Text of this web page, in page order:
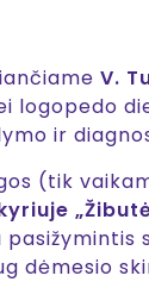
V.
ir
(tik